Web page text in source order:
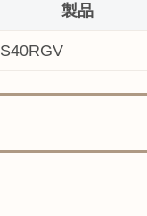
製品
S40RGV